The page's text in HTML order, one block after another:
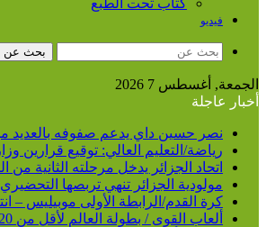
كتاب تحت الطبع
فيديو
بحث عن
الجمعة, أغسطس 7 2026
أخبار عاجلة
نصر حسين داي يدعم صفوفه بالعديد
رياضة/التعليم العالي: توقيع قرارين
اتحاد الجزائر يدخل مرحلته الثانية
مولودية الجزائر تنهي تربصها
كرة القدم/الرابطة الأولى موبيليس
ألعاب القوى / بطولة العالم لأقل من 20 سنة: يونس عياشي أبرز الآمال الجزائرية للتتويج بميدالية عالمية